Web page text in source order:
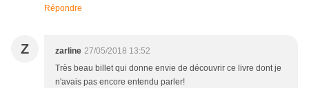
Répondre
Z zarline 27/05/2018 13:52
Très beau billet qui donne envie de découvrir ce livre dont je
n'avais pas encore entendu parler!